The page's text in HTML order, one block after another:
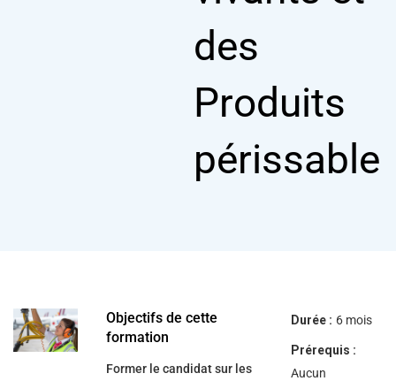
des
Produits
périssable
Objectifs de cette
formation
Former le candidat sur les
Durée : 6 mois
Prérequis :
Aucun